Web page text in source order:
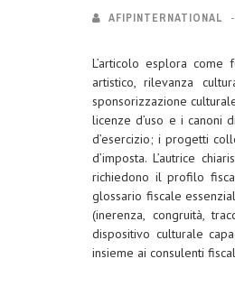
AFIPINTERNATIONAL
L’articolo esplora
artistico, rilevanza
sponsorizzazione
licenze d’uso e i canoni
d’esercizio; i progetti
d’imposta. L’autrice
richiedono il profilo
glossario fiscale
(inerenza, congruità,
dispositivo culturale
insieme ai consulenti